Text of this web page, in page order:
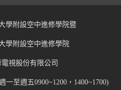
學附設空中進修學院暨
學附設空中進修學院
電視股份有限公司
一至週五0900~1200，1400~1700)